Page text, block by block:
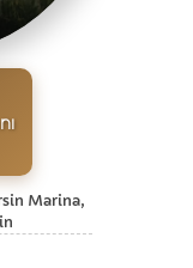
Marina,